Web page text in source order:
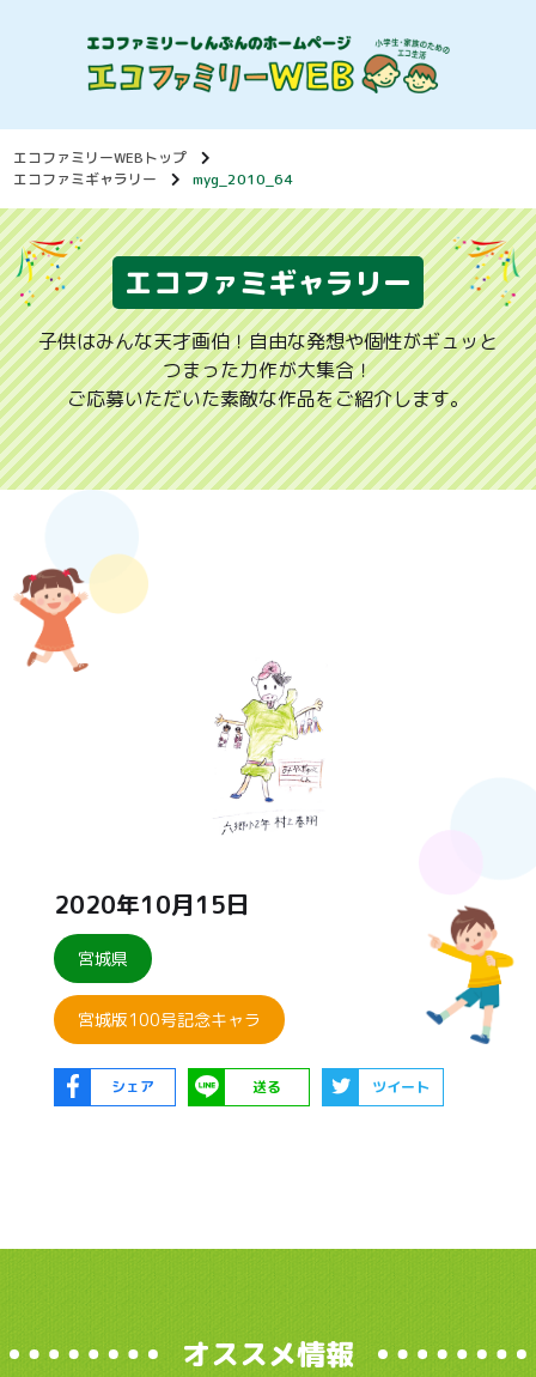
エコファミリーWEBトップ
エコファミギャラリー
myg_2010_64
エコファミギャラリー
子供はみんな天才画伯！自由な発想や個性がギュッと
つまった力作が大集合！
ご応募いただいた素敵な作品をご紹介します。
2020年10月15日
宮城県
宮城版100号記念キャラ
シェア 送る ツイート
オススメ情報